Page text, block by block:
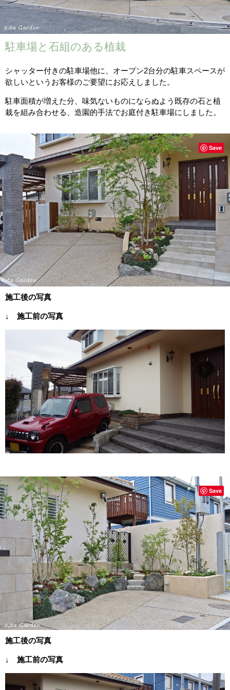
駐車場と石組のある植栽
シャッター付きの駐車場他に、オープン2台分の駐車スペースが
欲しいというお客様のご要望にお応えしました。
駐車面積が増えた分、味気ないものにならぬよう既存の石と植
栽を組み合わせる、造園的手法でお庭付き駐車場にしました。
施工後の写真
↓ 施工前の写真
Save
施工後の写真
↓ 施工前の写真
Save